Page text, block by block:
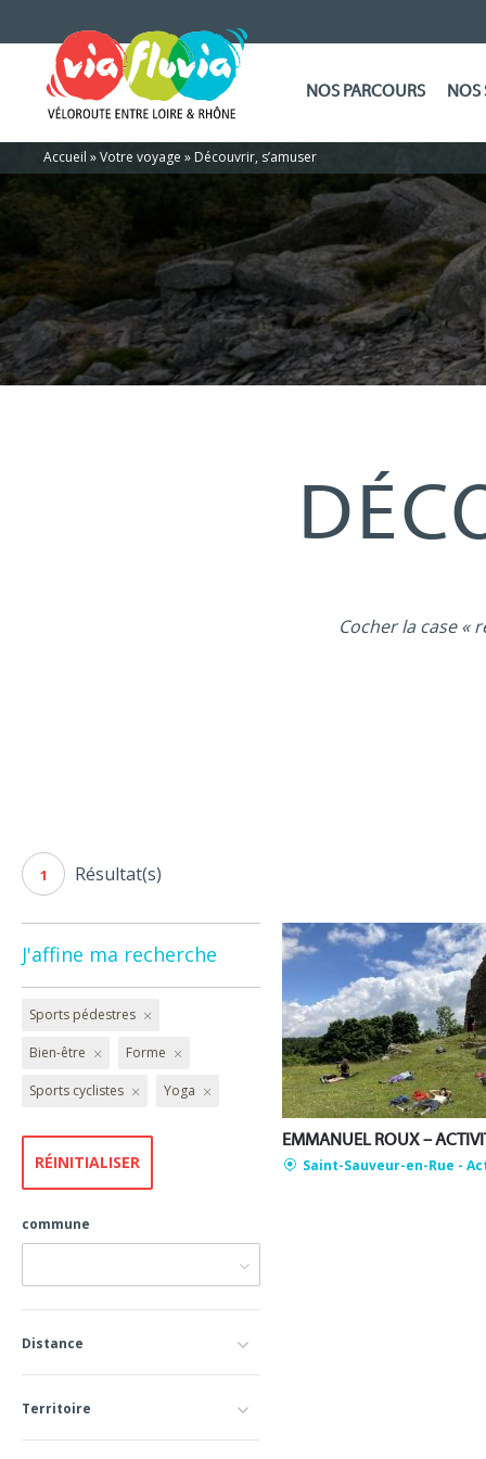
NOS PARCOURS NOS
Accueil »Votre voyage » Découvrir, s’amuser
Cocher la case «
1 Résultat(s)
J'affine ma recherche
Sports pédestres
Bien-être Forme
Sports cyclistes Yoga
commune
Distance
Territoire
Saint-Sauveur-en-Rue -